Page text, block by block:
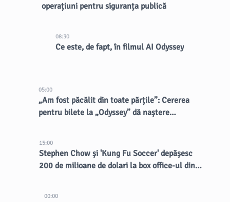
operațiuni pentru siguranța publică
08:30
Ce este, de fapt, în filmul AI Odyssey
05:00
„Am fost păcălit din toate părțile”: Cererea
pentru bilete la „Odyssey” dă naștere
15:00
Stephen Chow și 'Kung Fu Soccer' depășesc
200 de milioane de dolari la box office-ul din
00:00